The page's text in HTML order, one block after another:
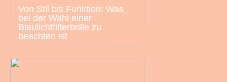
Von Stil bis Funktion: Was
bei der Wahl einer
Blaulichtfilterbrille zu
beachten ist